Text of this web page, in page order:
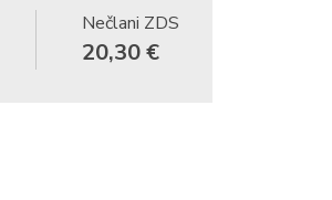
Nečlani ZDS
20,30 €